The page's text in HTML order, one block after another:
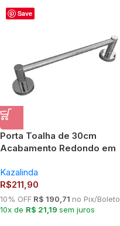
Save
Porta Toalha de 30cm
Acabamento Redondo em
TM176102
Kazalinda
R$211,90
10% OFF R$ 190,71 no Pix/Boleto
10x de R$ 21,19 sem juros